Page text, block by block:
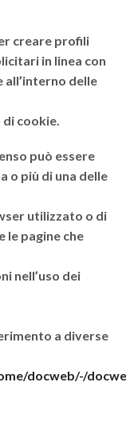
creare profili
in linea con
delle
cookie.
può essere
o più di una delle
utilizzato o di
pagine che
nell’uso dei
a diverse
docweb/-/